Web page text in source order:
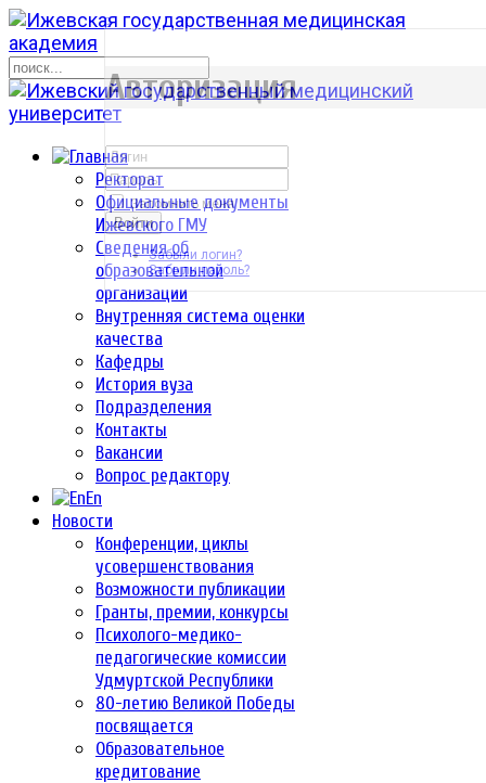
Ректорат
Официальные документы
Ижевского ГМУ
Сведения об
образовательной
организации
Внутренняя система оценки
качества
Кафедры
История вуза
Подразделения
Контакты
Вакансии
Вопрос редактору
En
Новости
Конференции, циклы
усовершенствования
Возможности публикации
Гранты, премии, конкурсы
Психолого-медико-
педагогические комиссии
Удмуртской Республики
80-летию Великой Победы
посвящается
Образовательное
кредитование
р
Авторизация
Запомнить меня
Войти
Забыли логин?
Забыли пароль?